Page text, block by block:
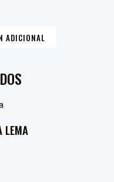
ADICIONAL
LEMA